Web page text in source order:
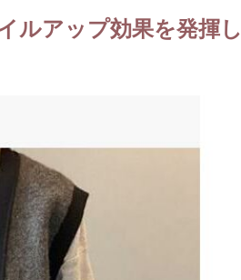
ルアップ効果を発揮し